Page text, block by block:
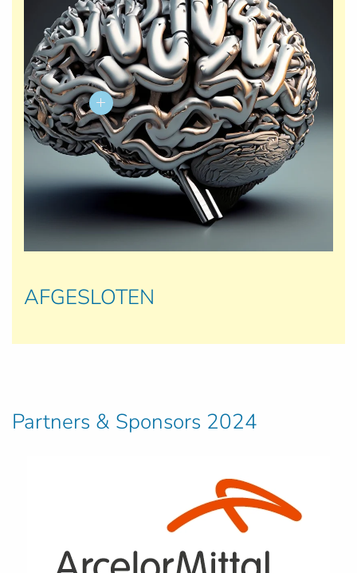
AFGESLOTEN
Partners & Sponsors 2024